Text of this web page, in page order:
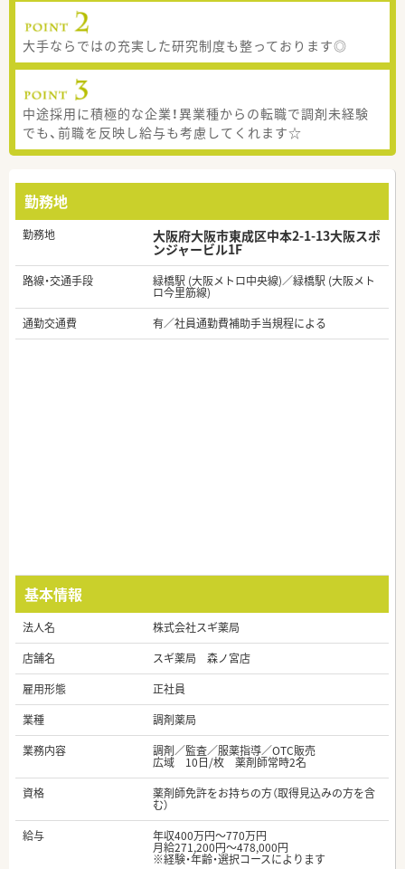
大手ならではの充実した研究制度も整っております◎
中途採用に積極的な企業！異業種からの転職で調剤未経験
でも、前職を反映し給与も考慮してくれます☆
勤務地
勤務地 大阪府大阪市東成区中本2-1-13大阪スポ
ンジャービル1F
路線・交通手段 緑橋駅 (大阪メトロ中央線)／緑橋駅 (大阪メト
ロ今里筋線)
通勤交通費
有／社員通勤費補助手当規程による
基本情報
法人名
株式会社スギ薬局
店舗名
スギ薬局 森ノ宮店
雇用形態
正社員
業種
調剤薬局
業務内容
調剤／監査／服薬指導／OTC販売
広域 10日/枚 薬剤師常時2名
資格
薬剤師免許をお持ちの方（取得見込みの方を含
む）
給与
年収400万円～770万円
月給271,200円～478,000円
※経験・年齢・選択コースによります